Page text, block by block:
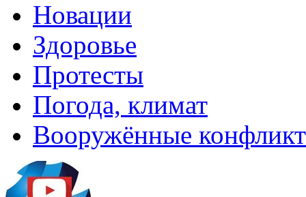
Новации
Здоровье
Протесты
Погода, климат
Вооружённые